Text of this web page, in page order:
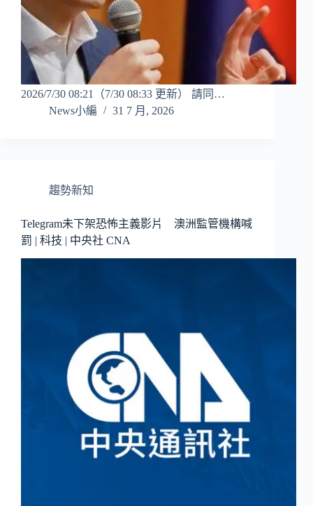
2026/7/30 08:21（7/30 08:33 更新） 請同…
News小編
31 7 月, 2026
趨勢新知
Telegram未下架恐怖主義影片 澳洲監管機構喊
罰 | 科技 | 中央社 CNA